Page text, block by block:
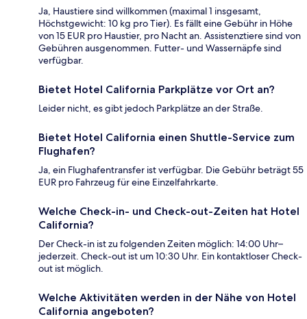
Ja, Haustiere sind willkommen (maximal 1 insgesamt,
Höchstgewicht: 10 kg pro Tier). Es fällt eine Gebühr in Höhe
von 15 EUR pro Haustier, pro Nacht an. Assistenztiere sind von
Gebühren ausgenommen. Futter- und Wassernäpfe sind
verfügbar.
Bietet Hotel California Parkplätze vor Ort an?
Leider nicht, es gibt jedoch Parkplätze an der Straße.
Bietet Hotel California einen Shuttle-Service zum
Flughafen?
Ja, ein Flughafentransfer ist verfügbar. Die Gebühr beträgt 55
EUR pro Fahrzeug für eine Einzelfahrkarte.
Welche Check-in- und Check-out-Zeiten hat Hotel
California?
Der Check-in ist zu folgenden Zeiten möglich: 14:00 Uhr–
jederzeit. Check-out ist um 10:30 Uhr. Ein kontaktloser Check-
out ist möglich.
Welche Aktivitäten werden in der Nähe von Hotel
California angeboten?